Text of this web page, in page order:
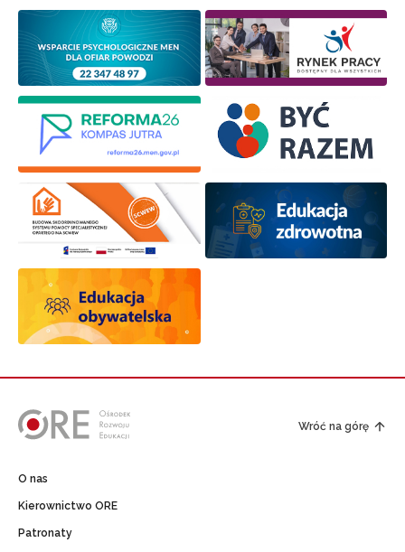
Wróć na górę
O nas
Kierownictwo ORE
Patronaty
Zapisz się i bądź na bieżąco z najnowszymi